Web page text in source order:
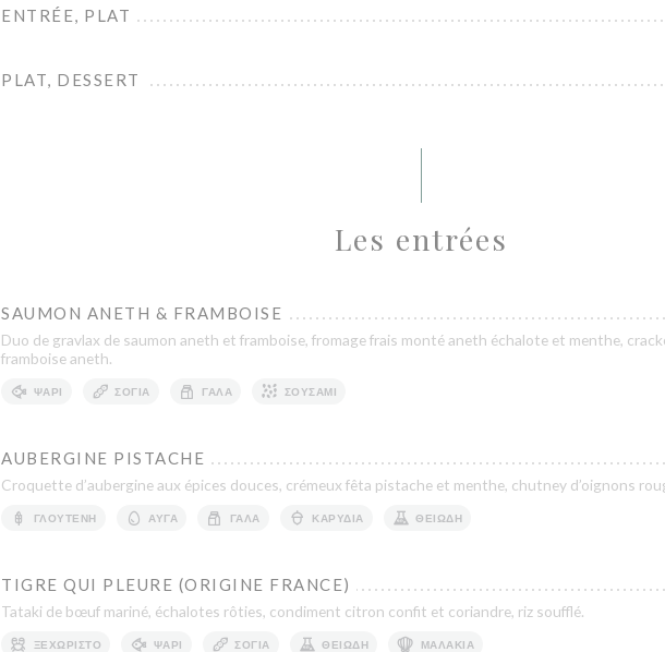
ENTRÉE, PLAT
PLAT, DESSERT
Les entrées
SAUMON ANETH & FRAMBOISE
Duo de gravlax de saumon aneth et framboise, fromage frais monté aneth échalote et menthe,
framboise aneth.
ΨΆΡΙ ΣΌΓΙΑ ΓΆΛΑ ΣΟΥΣΆΜΙ
AUBERGINE PISTACHE
Croquette d’aubergine aux épices douces, crémeux fêta pistache et menthe, chutney d’oignons
ΓΛΟΥΤΈΝΗ ΑΥΓΆ ΓΆΛΑ ΚΑΡΎΔΙΑ ΘΕΙΏΔΗ
TIGRE QUI PLEURE (ORIGINE FRANCE)
Tataki de bœuf mariné, échalotes rôties, condiment citron confit et coriandre, riz soufflé.
ΞΕΧΩΡΙΣΤΌ ΨΆΡΙ ΣΌΓΙΑ ΘΕΙΏΔΗ ΜΑΛΆΚΙΑ